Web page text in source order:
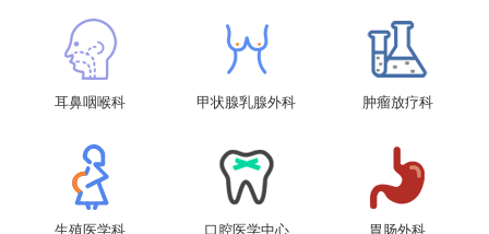
耳鼻咽喉科 甲状腺乳腺外科 肿瘤放疗科
生殖医学科 口腔医学中心 胃肠外科